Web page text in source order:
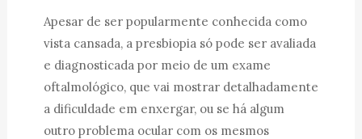
Apesar de ser popularmente conhecida como
vista cansada, a presbiopia só pode ser avaliada
e diagnosticada por meio de um exame
oftalmológico, que vai mostrar detalhadamente
a dificuldade em enxergar, ou se há algum
outro problema ocular com os mesmos